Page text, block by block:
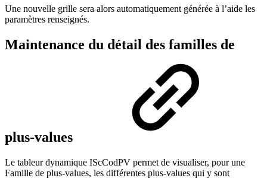
Une nouvelle grille sera alors automatiquement générée à l’aide les
paramètres renseignés.
Maintenance du détail des familles de
plus-values
Le tableur dynamique IScCodPV permet de visualiser, pour une
Famille de plus-values, les différentes plus-values qui y sont